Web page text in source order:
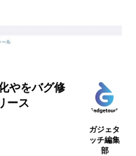
やをバグ修
ース
ガジェタ
ッチ編集
部